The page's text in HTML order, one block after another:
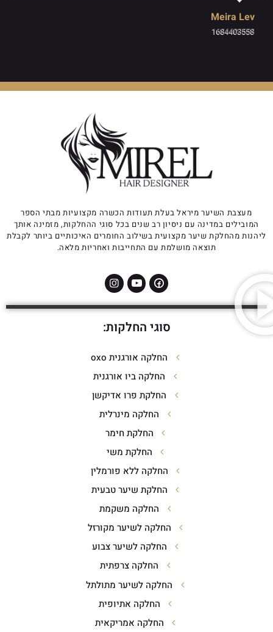
Meira Lev
1684403558
מעצבת השיער מיראל בעלת תעודות הכשרה מקצועיות מבתי הספר
המובילים במדינה עם ניסיון רב שנים בכל סוגי ההחלקות, מזמינה אותך
ליהנות מהחלקת שיער מקצועית בשילוב החומרים האיכותיים ביותר לקבלת
תוצאה מושלמת עם התחייבות ואחריות מלאה.
סוגי החלקות:
החלקה אורגנית oxo
החלקה ביו אורגנית
החלקת פרו אדיקשן
החלקה מינרלית
החלקת חימר
החלקת משי
החלקה ללא פורמלין
החלקת שיער טבעית
החלקה משקמת
החלקה לשיער מקורזל
החלקה לשיער צבוע
החלקה צרפתית
החלקה לשיער מתולתל
החלקה אתיופית
החלקה אמריקאית